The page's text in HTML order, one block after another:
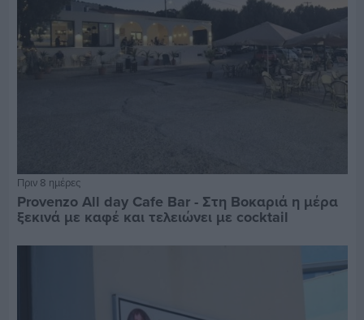
Πριν 8 ημέρες
Provenzo All day Cafe Bar - Στη Βοκαριά η μέρα
ξεκινά με καφέ και τελειώνει με cocktail